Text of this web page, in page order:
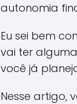
autonomia
Eu sei bem
vai ter
você já
Nesse artigo,